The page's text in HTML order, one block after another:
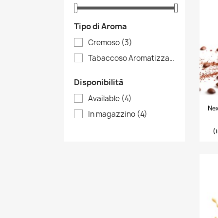
Tipo di Aroma
Cremoso (3)
Tabaccoso Aromatizzato
Disponibilità
Available (4)
In magazzino (4)